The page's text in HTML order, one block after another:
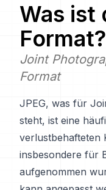
Was ist
Format?
Joint
Format
JPEG, was für
steht, ist eine
verlustbehafteten
insbesondere für
aufgenommen